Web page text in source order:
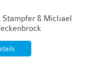
& Michael